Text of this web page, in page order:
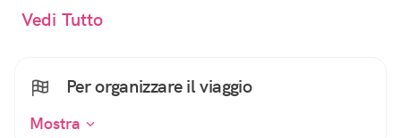
Vedi Tutto
Per organizzare il viaggio
Mostra